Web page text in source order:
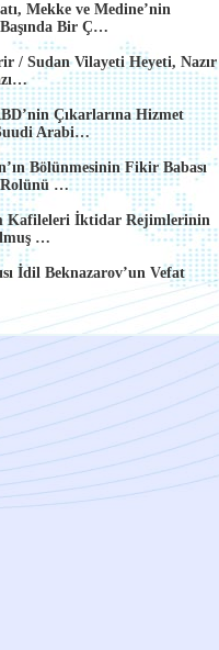
Mekke ve Medine’nin
Başında Bir Ç…
/ Sudan Vilayeti Heyeti, Nazır
Çıkarlarına Hizmet
Arabi…
Bölünmesinin Fikir Babası
…
Kafileleri İktidar Rejimlerinin
…
İdil Beknazarov’un Vefat